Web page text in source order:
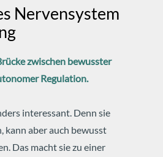
Nervensystem
zwischen bewusster
Regulation.
interessant. Denn sie
kann aber auch bewusst
Das macht sie zu einer